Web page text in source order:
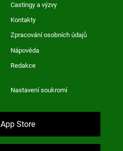
Castingy a výzvy
Kontakty
Zpracování osobních údajů
Nápověda
Redakce
Nastavení soukromí
App Store